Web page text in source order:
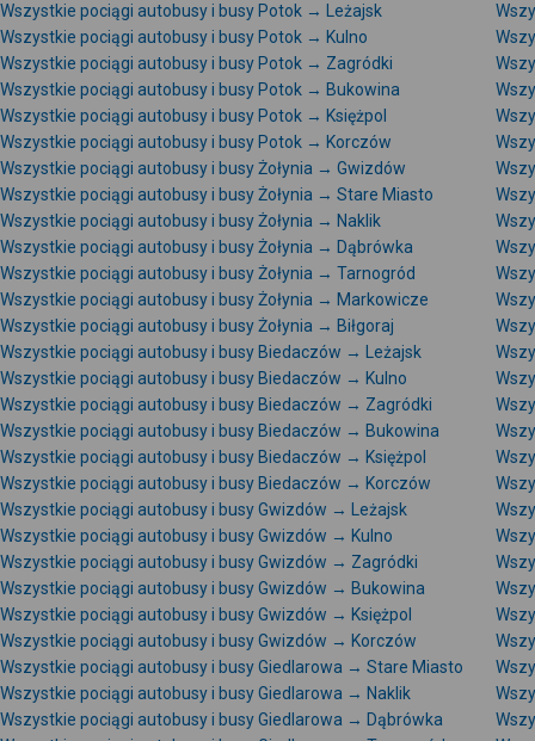
Wszystkie pociągi autobusy i busy Potok → Leżajsk
Wszystkie pociągi autobusy i busy Potok → Kulno
Wszystkie pociągi autobusy i busy Potok → Zagródki
Wszystkie pociągi autobusy i busy Potok → Bukowina
Wszystkie pociągi autobusy i busy Potok → Księżpol
Wszystkie pociągi autobusy i busy Potok → Korczów
Wszystkie pociągi autobusy i busy Żołynia → Gwizdów
Wszystkie pociągi autobusy i busy Żołynia → Stare Miasto
Wszystkie pociągi autobusy i busy Żołynia → Naklik
Wszystkie pociągi autobusy i busy Żołynia → Dąbrówka
Wszystkie pociągi autobusy i busy Żołynia → Tarnogród
Wszystkie pociągi autobusy i busy Żołynia → Markowicze
Wszystkie pociągi autobusy i busy Żołynia → Biłgoraj
Wszystkie pociągi autobusy i busy Biedaczów → Leżajsk
Wszystkie pociągi autobusy i busy Biedaczów → Kulno
Wszystkie pociągi autobusy i busy Biedaczów → Zagródki
Wszystkie pociągi autobusy i busy Biedaczów → Bukowina
Wszystkie pociągi autobusy i busy Biedaczów → Księżpol
Wszystkie pociągi autobusy i busy Biedaczów → Korczów
Wszystkie pociągi autobusy i busy Gwizdów → Leżajsk
Wszystkie pociągi autobusy i busy Gwizdów → Kulno
Wszystkie pociągi autobusy i busy Gwizdów → Zagródki
Wszystkie pociągi autobusy i busy Gwizdów → Bukowina
Wszystkie pociągi autobusy i busy Gwizdów → Księżpol
Wszystkie pociągi autobusy i busy Gwizdów → Korczów
Wszystkie pociągi autobusy i busy Giedlarowa → Stare Miasto
Wszystkie pociągi autobusy i busy Giedlarowa → Naklik
Wszystkie pociągi autobusy i busy Giedlarowa → Dąbrówka